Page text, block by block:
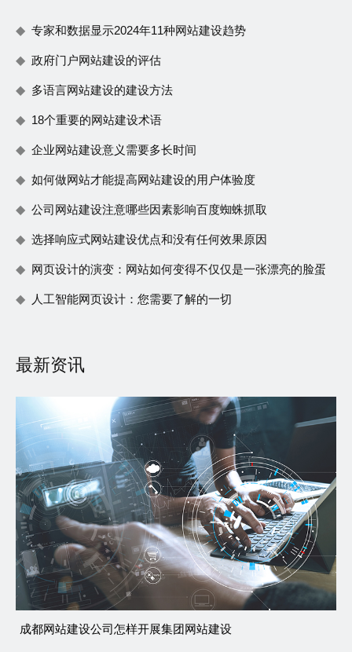
专家和数据显示2024年11种网站建设趋势
政府门户网站建设的评估
多语言网站建设的建设方法
18个重要的网站建设术语
企业网站建设意义需要多长时间
如何做网站才能提高网站建设的用户体验度
公司网站建设注意哪些因素影响百度蜘蛛抓取
选择响应式网站建设优点和没有任何效果原因
网页设计的演变：网站如何变得不仅仅是一张漂亮的脸蛋
人工智能网页设计：您需要了解的一切
最新资讯
成都网站建设公司怎样开展集团网站建设